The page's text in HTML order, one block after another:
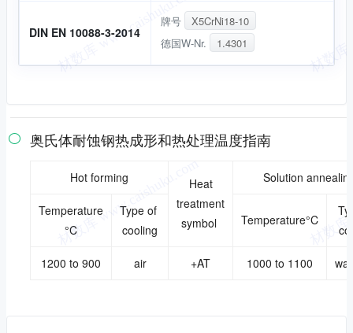
DIN EN 10088-3-2014
牌号
X5CrNi18-10
德国W-Nr.
1.4301
 奥氏体耐蚀钢热成形和热处理温度指南
Hot forming
Heat
treatment
symbol
Solution
Temperature
°C
Type of
cooling
Temperature°C
1200 to 900 air +AT 1000 to 1100